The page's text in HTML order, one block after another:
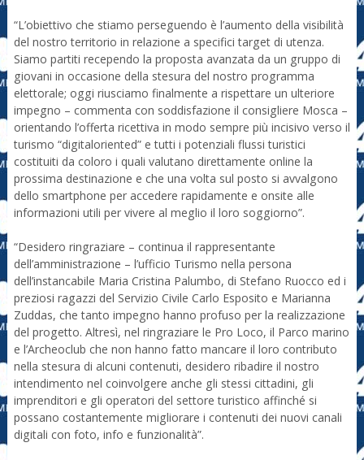
“L’obiettivo che stiamo perseguendo è l’aumento della visibilità
del nostro territorio in relazione a specifici target di utenza.
Siamo partiti recependo la proposta avanzata da un gruppo di
giovani in occasione della stesura del nostro programma
elettorale; oggi riusciamo finalmente a rispettare un ulteriore
impegno – commenta con soddisfazione il consigliere Mosca –
orientando l’offerta ricettiva in modo sempre più incisivo verso il
turismo “digitaloriented” e tutti i potenziali flussi turistici
costituiti da coloro i quali valutano direttamente online la
prossima destinazione e che una volta sul posto si avvalgono
dello smartphone per accedere rapidamente e onsite alle
informazioni utili per vivere al meglio il loro soggiorno”.
“Desidero ringraziare – continua il rappresentante
dell’amministrazione – l’ufficio Turismo nella persona
dell’instancabile Maria Cristina Palumbo, di Stefano Ruocco ed i
preziosi ragazzi del Servizio Civile Carlo Esposito e Marianna
Zuddas, che tanto impegno hanno profuso per la realizzazione
del progetto. Altresì, nel ringraziare le Pro Loco, il Parco marino
e l’Archeoclub che non hanno fatto mancare il loro contributo
nella stesura di alcuni contenuti, desidero ribadire il nostro
intendimento nel coinvolgere anche gli stessi cittadini, gli
imprenditori e gli operatori del settore turistico affinché si
possano costantemente migliorare i contenuti dei nuovi canali
digitali con foto, info e funzionalità”.